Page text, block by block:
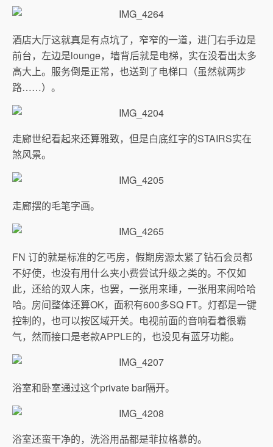
酒店大厅这就真是有点坑了，窄窄的一道，进门右手边是
前台，左边是lounge，墙背后就是电梯，实在没看出太多
高大上。服务倒是正常，也送到了电梯口（虽然就两步
路……）。
走廊世纪看起来还算雅致，但是白底红字的STAIRS实在
煞风景。
走廊摆的毛笔字画。
FN 订的就是标准的乞丐房，假期房源太紧了钻石会员都
不好使，也没有用什么夹小费尝试升级之类的。不仅如
此，还给的双人床，也罢，一张用来睡，一张用来闹哈哈
哈。房间整体还算OK，面积有600多SQ FT。灯都是一键
控制的，也可以按区域开关。电视前面的音响看着很霸
气，然而接口是老款APPLE的，也没见有蓝牙功能。
浴室和卧室通过这个private bar隔开。
浴室还蛮干净的，洗浴用品都是菲拉格慕的。